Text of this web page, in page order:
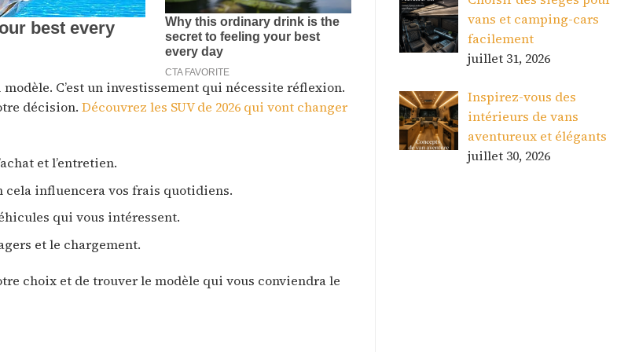
C’est un investissement qui nécessite réflexion.
décision. Découvrez les SUV de 2026 qui vont changer
et l’entretien.
cela influencera vos frais quotidiens.
qui vous intéressent.
et le chargement.
choix et de trouver le modèle qui vous conviendra le
vans et camping-cars
facilement
juillet 31, 2026
Inspirez-vous des
intérieurs de vans
aventureux et élégants
juillet 30, 2026